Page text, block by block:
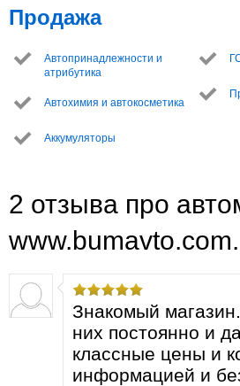
Продажа
Автопринадлежности и
атрибутика
Автохимия и автокосметика
Аккумуляторы
2 отзыва про
Знакомый
них постоянно и
классные цены и
информацией и